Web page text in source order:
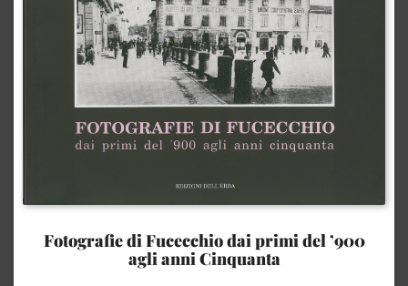
Fotografie di Fucecchio dai primi del ’900
agli anni Cinquanta